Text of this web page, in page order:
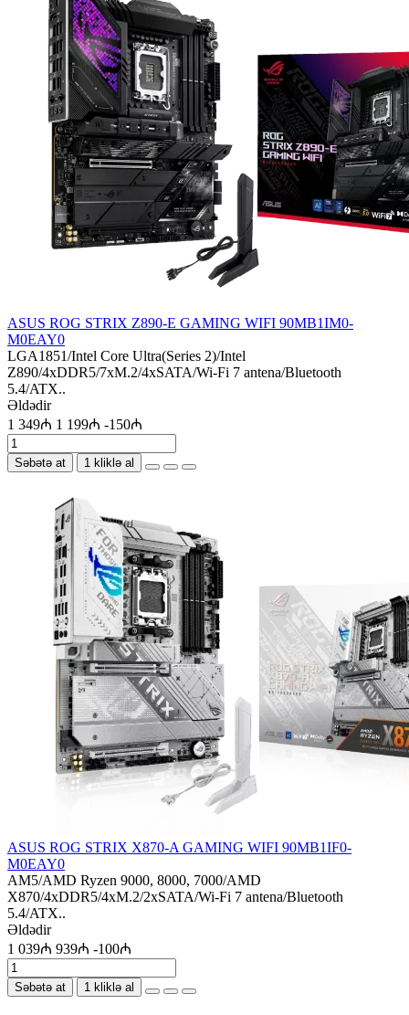
ASUS ROG STRIX Z890-E GAMING WIFI 90MB1IM0-
M0EAY0
LGA1851/Intel Core Ultra(Series 2)/Intel
Z890/4xDDR5/7xM.2/4xSATA/Wi-Fi 7 antena/Bluetooth
5.4/ATX..
Əldədir
1 349₼ 1 199₼ -150₼
Səbətə at 1 kliklə al
ASUS ROG STRIX X870-A GAMING WIFI 90MB1IF0-
M0EAY0
AM5/AMD Ryzen 9000, 8000, 7000/AMD
X870/4xDDR5/4xM.2/2xSATA/Wi-Fi 7 antena/Bluetooth
5.4/ATX..
Əldədir
1 039₼ 939₼ -100₼
Səbətə at 1 kliklə al